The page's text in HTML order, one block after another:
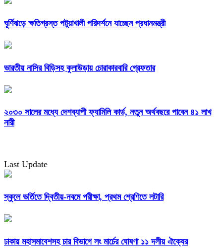
ঘূর্ণিঝড়ে ক্ষতিগ্রস্ত পটুয়াখালী পরিদর্শনে যাচ্ছেন প্রধানমন্ত্রী
ভারতীয় নাসির বিড়িসহ কুলাউড়ায় চোরাকারবারি গ্রেফতার
২০৩০ সালের মধ্যে দেশব্যাপী ফ্যামিলি কার্ড, নতুন অর্থবছরে পাবেন ৪১ লাখ
নারী
Last Update
স্কুলে ভর্তিতে দ্বিতীয়-নবমে পরীক্ষা, প্রথম শ্রেণিতে লটারি
ঢাকায় মহাসমাবেশসহ চার বিভাগে লং মার্চের ঘোষণা ১১ দলীয় ঐক্যের